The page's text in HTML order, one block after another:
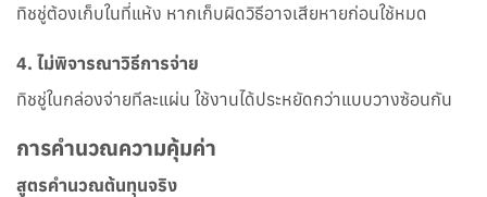
ทิชชู่ต้องเก็บในที่แห้ง หากเก็บผิดวิธีอาจเสียหายก่อนใช้หมด
4. ไม่พิจารณาวิธีการจ่าย
ทิชชู่ในกล่องจ่ายทีละแผ่น ใช้งานได้ประหยัดกว่าแบบวางซ้อนกัน
การคำนวณความคุ้มค่า
สูตรคำนวณต้นทุนจริง